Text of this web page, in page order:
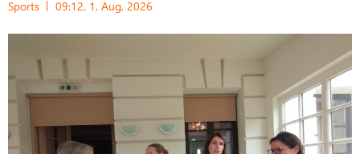
Sports 09:12, 1. Aug, 2026